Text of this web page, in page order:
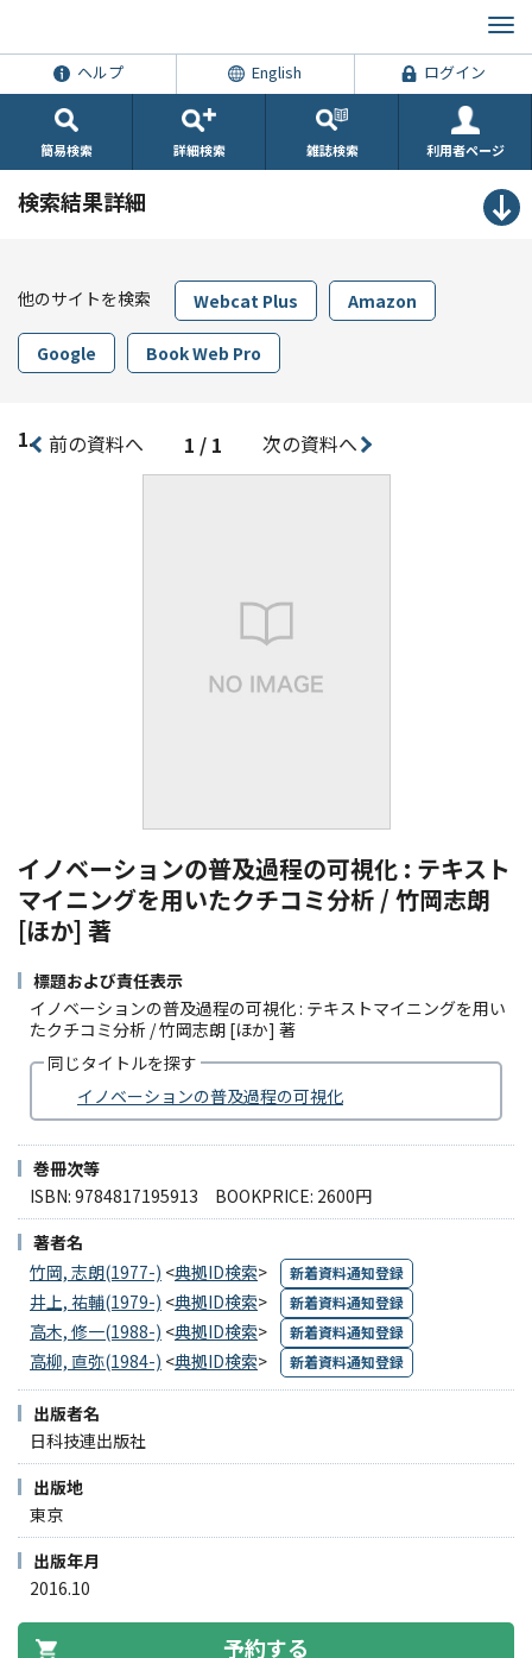
ヘルプ English ログイン
簡易検索 詳細検索 雑誌検索 利用者ページ
検索結果詳細
他のサイトを検索 Webcat Plus Amazon
Google Book Web Pro
1. 前の資料へ 1 / 1 次の資料へ
イノベーションの普及過程の可視化 : テキスト
マイニングを用いたクチコミ分析 / 竹岡志朗
[ほか] 著
標題および責任表示
イノベーションの普及過程の可視化 : テキストマイニングを用い
たクチコミ分析 / 竹岡志朗 [ほか] 著
同じタイトルを探す
イノベーションの普及過程の可視化
巻冊次等
ISBN: 9784817195913 BOOKPRICE: 2600円
著者名
竹岡, 志朗(1977-) <典拠ID検索> 新着資料通知登録
井上, 祐輔(1979-) <典拠ID検索> 新着資料通知登録
高木, 修一(1988-) <典拠ID検索> 新着資料通知登録
高柳, 直弥(1984-) <典拠ID検索> 新着資料通知登録
出版者名
日科技連出版社
出版地
東京
出版年月
2016.10
予約する